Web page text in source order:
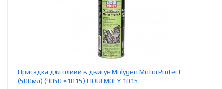
Присадка для оливи в двигун Molygen MotorProtect
(500мл) (9050 =1015) LIQUI MOLY 1015